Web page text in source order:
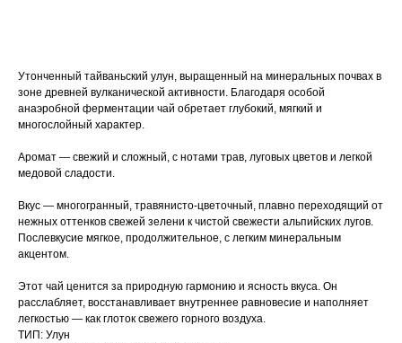
Утонченный тайваньский улун, выращенный на минеральных почвах в
зоне древней вулканической активности. Благодаря особой
анаэробной ферментации чай обретает глубокий, мягкий и
многослойный характер.
Аромат — свежий и сложный, с нотами трав, луговых цветов и легкой
медовой сладости.
Вкус — многогранный, травянисто-цветочный, плавно переходящий от
нежных оттенков свежей зелени к чистой свежести альпийских лугов.
Послевкусие мягкое, продолжительное, с легким минеральным
акцентом.
Этот чай ценится за природную гармонию и ясность вкуса. Он
расслабляет, восстанавливает внутреннее равновесие и наполняет
легкостью — как глоток свежего горного воздуха.
ТИП: Улун